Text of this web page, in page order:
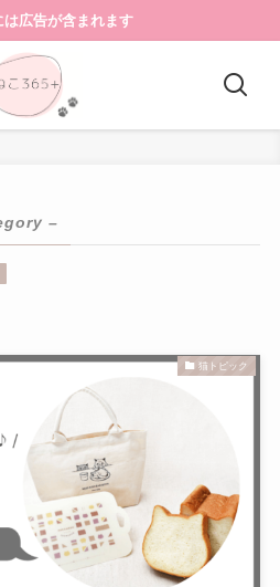
広告が含まれます
–
猫トピック